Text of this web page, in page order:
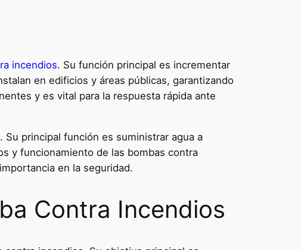
incendios. Su función principal es incrementar
en edificios y áreas públicas, garantizando
y es vital para la respuesta rápida ante
principal función es suministrar agua a
y funcionamiento de las bombas contra
en la seguridad.
Contra Incendios